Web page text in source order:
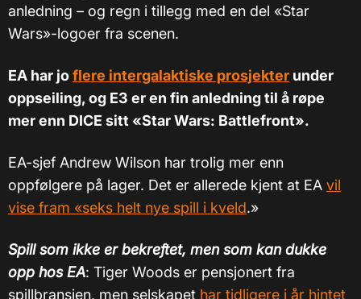
anledning – og regn i tillegg med en del «Star
Wars»-logoer fra scenen.
EA har joflere intergalaktiske prosjekter under
oppseiling, og E3 er en fin anledning til å røpe
mer enn DICE sitt «Star Wars: Battlefront».
EA-sjef Andrew Wilson har trolig mer enn
oppfølgere på lager. Det er allerede kjent at EA vil
vise fram «seks helt nye spill i kveld.»
Spill som ikke er bekreftet, men som kan dukke
opp hos EA: Tiger Woods er pensjonert fra
spillbransjen, men selskapet har tidligere i år hintet